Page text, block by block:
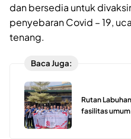
dan bersedia untuk
penyebaran Covid – 19,
tenang.
Baca Juga:
Rutan
fasilitas